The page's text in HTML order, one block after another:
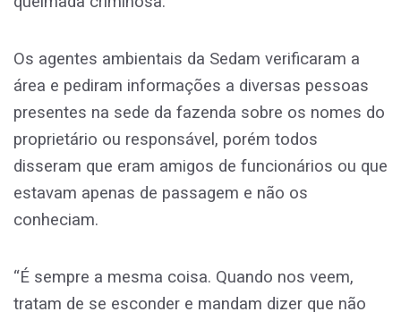
Os agentes ambientais da Sedam verificaram a
área e pediram informações a diversas pessoas
presentes na sede da fazenda sobre os nomes do
proprietário ou responsável, porém todos
disseram que eram amigos de funcionários ou que
estavam apenas de passagem e não os
conheciam.
“É sempre a mesma coisa. Quando nos veem,
tratam de se esconder e mandam dizer que não